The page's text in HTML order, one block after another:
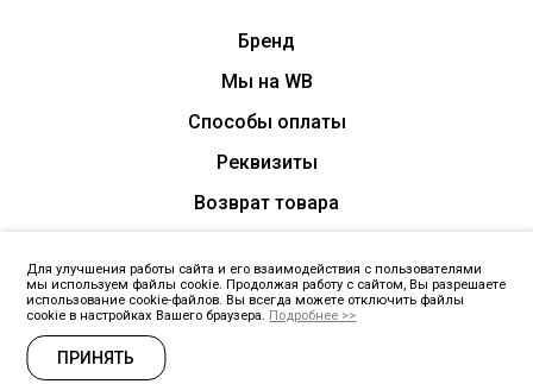
Для улучшения работы сайта и его взаимодействия с пользователями
мы используем файлы cookie. Продолжая работу с сайтом, Вы разрешаете
использование cookie-файлов. Вы всегда можете отключить файлы
cookie в настройках Вашего браузера. Подробнее >>
ПРИНЯТЬ
ЗАПРОСИТЬ ПРАЙС
Бренд
Мы на WB
Способы оплаты
Реквизиты
Возврат товара